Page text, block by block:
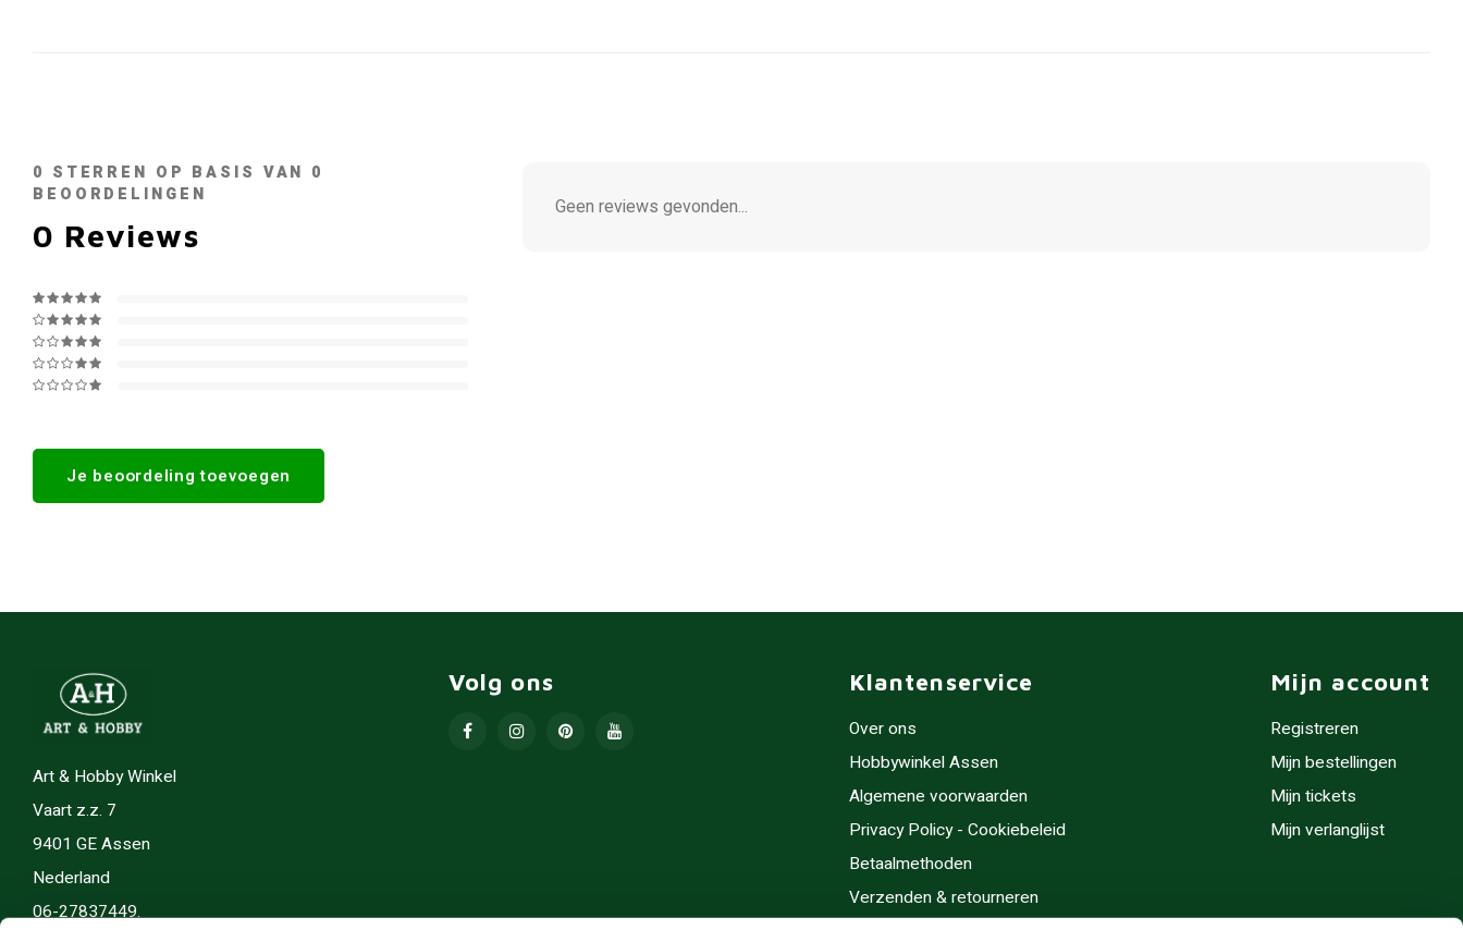
0 STERREN OP BASIS VAN 0
BEOORDELINGEN
0 Reviews
Je beoordeling toevoegen
Geen reviews gevonden...
Art & Hobby Winkel
Vaart z.z. 7
9401 GE Assen
Nederland
06-27837449.
Volg ons Klantenservice
Over ons
Hobbywinkel Assen
Algemene voorwaarden
Privacy Policy - Cookiebeleid
Betaalmethoden
Verzenden & retourneren
Mijn account
Registreren
Mijn bestellingen
Mijn tickets
Mijn verlanglijst